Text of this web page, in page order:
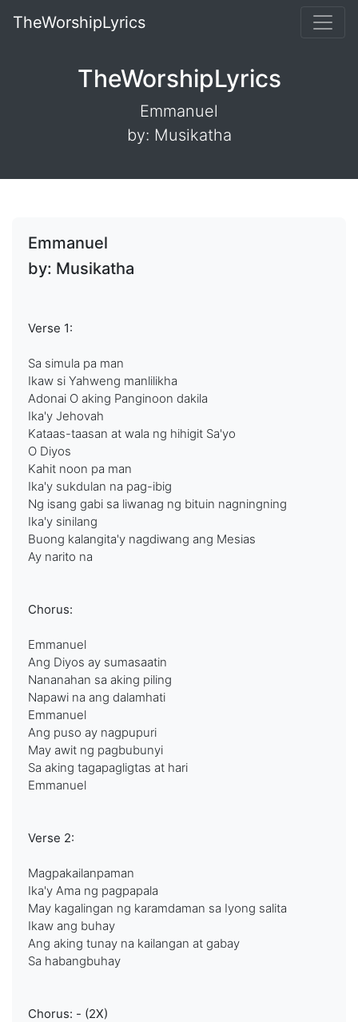
TheWorshipLyrics
TheWorshipLyrics
Emmanuel
by: Musikatha
Emmanuel
by: Musikatha
Verse 1:
Sa simula pa man
Ikaw si Yahweng manlilikha
Adonai O aking Panginoon dakila
Ika'y Jehovah
Kataas-taasan at wala ng hihigit Sa'yo
O Diyos
Kahit noon pa man
Ika'y sukdulan na pag-ibig
Ng isang gabi sa liwanag ng bituin nagningning
Ika'y sinilang
Buong kalangita'y nagdiwang ang Mesias
Ay narito na
Chorus:
Emmanuel
Ang Diyos ay sumasaatin
Nananahan sa aking piling
Napawi na ang dalamhati
Emmanuel
Ang puso ay nagpupuri
May awit ng pagbubunyi
Sa aking tagapagligtas at hari
Emmanuel
Verse 2:
Magpakailanpaman
Ika'y Ama ng pagpapala
May kagalingan ng karamdaman sa Iyong salita
Ikaw ang buhay
Ang aking tunay na kailangan at gabay
Sa habangbuhay
Chorus: - (2X)